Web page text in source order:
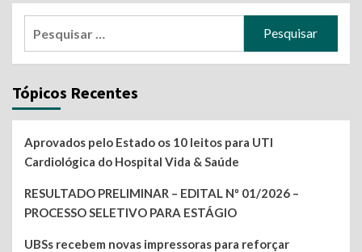
Tópicos Recentes
Aprovados pelo Estado os 10 leitos para UTI
Cardiológica do Hospital Vida & Saúde
RESULTADO PRELIMINAR – EDITAL Nº 01/2026 –
PROCESSO SELETIVO PARA ESTÁGIO
UBSs recebem novas impressoras para reforçar